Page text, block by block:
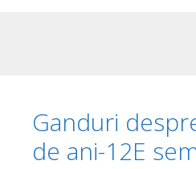
Ganduri
de ani-12E